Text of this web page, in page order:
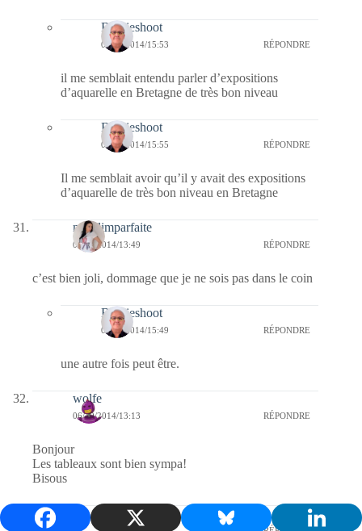
Bernieshoot
07/10/2014/15:53 RÉPONDRE
il me semblait entendu parler d’expositions
d’aquarelle en Bretagne de très bon niveau
Bernieshoot
07/10/2014/15:55 RÉPONDRE
Il me semblait avoir qu’il y avait des expositions
d’aquarelle de très bon niveau en Bretagne
melolimparfaite
06/10/2014/13:49 RÉPONDRE
c’est bien joli, dommage que je ne sois pas dans le coin
Bernieshoot
07/10/2014/15:49 RÉPONDRE
une autre fois peut être.
wolfe
06/10/2014/13:13 RÉPONDRE
Bonjour
Les tableaux sont bien sympa!
Bisous
Bernieshoot